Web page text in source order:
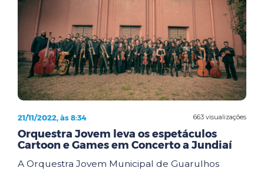
663 visualizações
21/11/2022, às 8:34
Orquestra Jovem leva os espetáculos
Cartoon e Games em Concerto a Jundiaí
A Orquestra Jovem Municipal de Guarulhos